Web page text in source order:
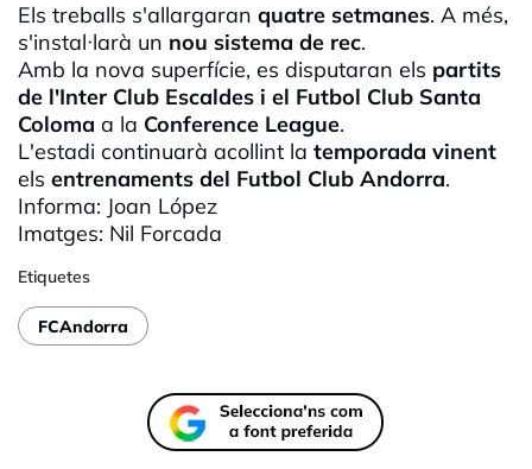
Els treballs s'allargaran quatre setmanes. A més,
s'instal·larà un nou sistema de rec.
Amb la nova superfície, es disputaran els partits
de l'Inter Club Escaldes i el Futbol Club Santa
Coloma a la Conference League.
L'estadi continuarà acollint la temporada vinent
els entrenaments del Futbol Club Andorra.
Informa: Joan López
Imatges: Nil Forcada
Etiquetes
FCAndorra